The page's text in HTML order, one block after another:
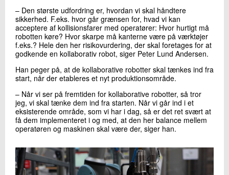
– Den største udfordring er, hvordan vi skal håndtere
sikkerhed. F.eks. hvor går grænsen for, hvad vi kan
acceptere af kollisionsfarer med operatører: Hvor hurtigt må
robotten køre? Hvor skarpe må kanterne være på værktøjer
f.eks.? Hele den her risikovurdering, der skal foretages for at
godkende en kollaborativ robot, siger Peter Lund Andersen.
Han peger på, at de kollaborative robotter skal tænkes ind fra
start, når der etableres et nyt produktionsområde.
– Når vi ser på fremtiden for kollaborative robotter, så tror
jeg, vi skal tænke dem ind fra starten. Når vi går ind i et
eksisterende område, som vi har i dag, så er det ret svært at
få dem implementeret i og med, at den her balance mellem
operatøren og maskinen skal være der, siger han.